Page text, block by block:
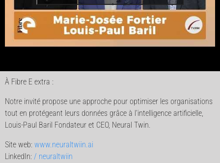
À Fibre E extra :
Notre invité propose une approche pour optimiser les organisations
tout en protégeant leurs données grâce à l’intelligence artificielle,
Louis-Paul Baril Fondateur et CEO, Neural Twin.
Site web: www.neuraltwiin.ai
LinkedIn: / neuraltwiin